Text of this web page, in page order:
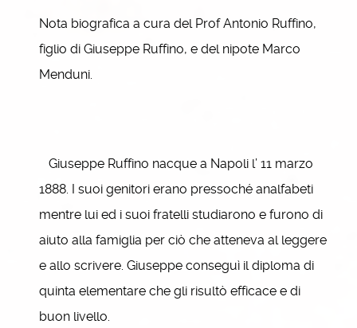
Nota biografica a cura del Prof Antonio Ruffino,
figlio di Giuseppe Ruffino, e del nipote Marco
Menduni.
Giuseppe Ruffino nacque a Napoli l’ 11 marzo
1888. I suoi genitori erano pressoché analfabeti
mentre lui ed i suoi fratelli studiarono e furono di
aiuto alla famiglia per ciò che atteneva al leggere
e allo scrivere. Giuseppe conseguì il diploma di
quinta elementare che gli risultò efficace e di
buon livello.